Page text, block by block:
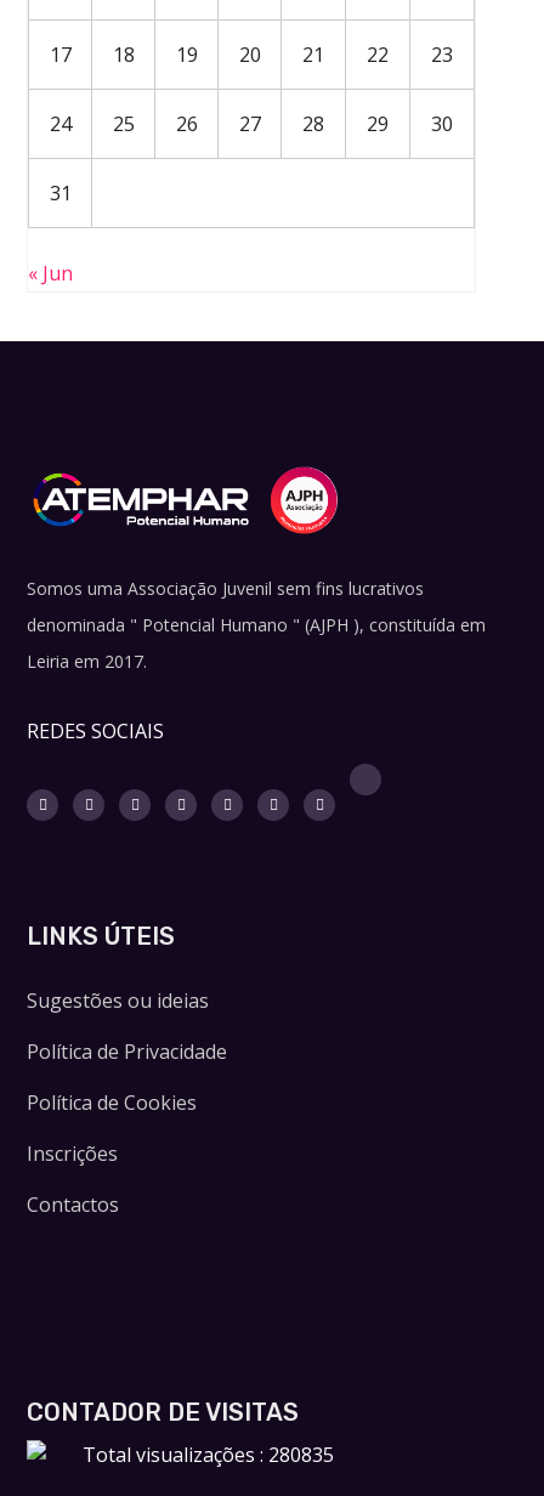
17 18 19 20 21 22 23
24 25 26 27 28 29 30
31
« Jun
Somos uma Associação Juvenil sem fins lucrativos
denominada " Potencial Humano " (AJPH ), constituída em
Leiria em 2017.
REDES SOCIAIS
LINKS ÚTEIS
Sugestões ou ideias
Política de Privacidade
Política de Cookies
Inscrições
Contactos
CONTADOR DE VISITAS
Total visualizações : 280835